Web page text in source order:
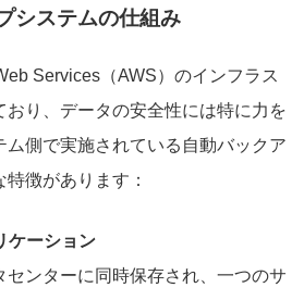
システムの仕組み
Services（AWS）のインフラス
おり、データの安全性には特に力を
ム側で実施されている自動バックア
徴があります：
ケーション
センターに同時保存され、一つのサ